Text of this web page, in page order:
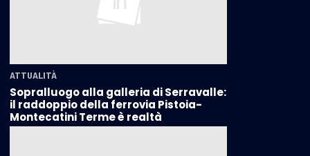
ATTUALITÀ
Sopralluogo alla galleria di Serravalle:
il raddoppio della ferrovia Pistoia-
Montecatini Terme è realtà